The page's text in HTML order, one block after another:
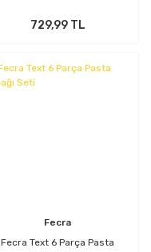
729,99 TL
Fecra
Fecra Text 6 Parça Pasta